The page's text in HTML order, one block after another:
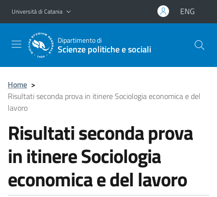
Vai al contenuto principale
Vai al menu di navigazione
Università di Catania ENG
Dipartimento di
Scienze politiche e sociali
Home >
Risultati seconda prova in itinere Sociologia economica e del
lavoro
Risultati seconda prova
in itinere Sociologia
economica e del lavoro